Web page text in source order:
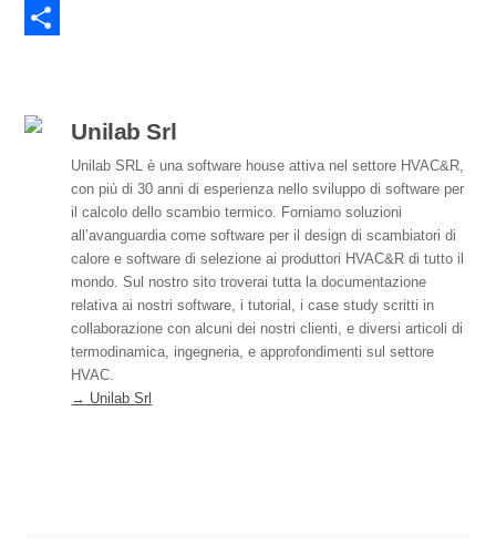
e
o
n
d
E
in Unilab Srl
Unilab SRL è una software house attiva nel settore HVAC&R,
con più di 30 anni di esperienza nello sviluppo di software per
il calcolo dello scambio termico. Forniamo soluzioni
all’avanguardia come software per il design di scambiatori di
calore e software di selezione ai produttori HVAC&R di tutto il
mondo. Sul nostro sito troverai tutta la documentazione
relativa ai nostri software, i tutorial, i case study scritti in
collaborazione con alcuni dei nostri clienti, e diversi articoli di
termodinamica, ingegneria, e approfondimenti sul settore
HVAC.
→ Unilab Srl